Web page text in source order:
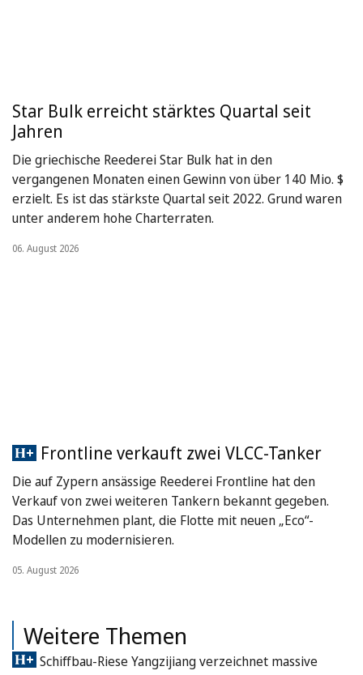
Star Bulk erreicht stärktes Quartal seit
Jahren
Die griechische Reederei Star Bulk hat in den
vergangenen Monaten einen Gewinn von über 140 Mio. $
erzielt. Es ist das stärkste Quartal seit 2022. Grund waren
unter anderem hohe Charterraten.
06. August 2026
Frontline verkauft zwei VLCC-Tanker
Die auf Zypern ansässige Reederei Frontline hat den
Verkauf von zwei weiteren Tankern bekannt gegeben.
Das Unternehmen plant, die Flotte mit neuen „Eco“-
Modellen zu modernisieren.
05. August 2026
Weitere Themen
Schiffbau-Riese Yangzijiang verzeichnet massive